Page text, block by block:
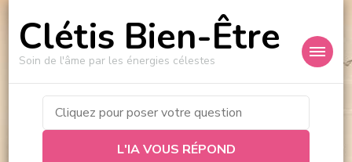
Clétis Bien-Être
Soin de l'âme par les énergies célestes
L'IA VOUS RÉPOND